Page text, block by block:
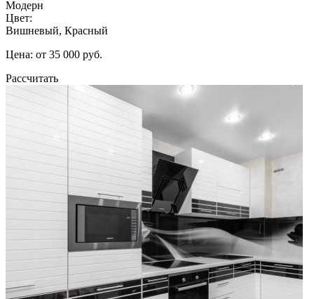
Модерн
Цвет:
Вишневый, Красный
Цена: от 35 000 руб.
Рассчитать